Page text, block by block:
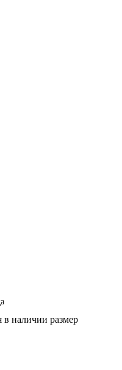
наличии размер